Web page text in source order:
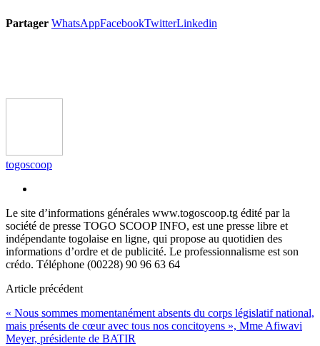
Partager WhatsAppFacebookTwitterLinkedin
togoscoop
Le site d’informations générales www.togoscoop.tg édité par la
société de presse TOGO SCOOP INFO, est une presse libre et
indépendante togolaise en ligne, qui propose au quotidien des
informations d’ordre et de publicité. Le professionnalisme est son
crédo. Téléphone (00228) 90 96 63 64
Article précédent
« Nous sommes momentanément absents du corps législatif national,
mais présents de cœur avec tous nos concitoyens », Mme Afiwavi
Meyer, présidente de BATIR